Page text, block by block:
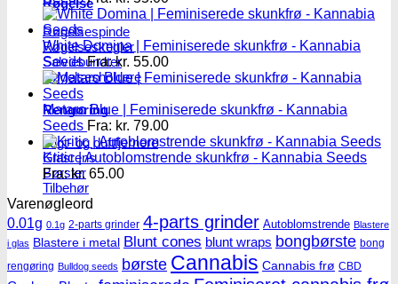
Røgelse
Røgelsespinde
Røgelseskegler
Salviebundter
Røgelsesholdere
Rengøring
Lugt- og duftfjernere
Glasrens
Børster
Tilbehør
White Domina | Feminiserede skunkfrø - Kannabia
Seeds Fra:kr. 55.00
Mataro Blue | Feminiserede skunkfrø - Kannabia
Seeds Fra: kr. 79.00
Kritic | Autoblomstrende skunkfrø - Kannabia Seeds
Fra:kr.65.00
Varenøgleord
0.01g 0.1g 2-parts grinder 4-parts grinder Autoblomstrende Blastere
i glas Blastere i metal Blunt cones blunt wraps bongbørste bong
rengøring Bulldog seeds børste Cannabis Cannabis frø CBD